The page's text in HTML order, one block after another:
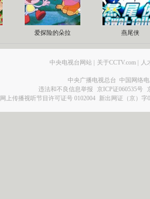
爱探险的朵拉 燕尾侠
中央电视台网站 | 关于CCTV.com | 人
中央广播电视总台 中国网络
违法和不良信息举报
京ICP证060535号
网上传播视听节目许可证号 0102004 新出网证（京）